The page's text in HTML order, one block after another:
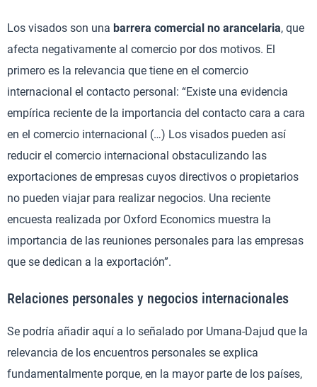
Los visados son una barrera comercial no arancelaria, que
afecta negativamente al comercio por dos motivos. El
primero es la relevancia que tiene en el comercio
internacional el contacto personal: “Existe una evidencia
empírica reciente de la importancia del contacto cara a cara
en el comercio internacional (…) Los visados pueden así
reducir el comercio internacional obstaculizando las
exportaciones de empresas cuyos directivos o propietarios
no pueden viajar para realizar negocios. Una reciente
encuesta realizada por Oxford Economics muestra la
importancia de las reuniones personales para las empresas
que se dedican a la exportación”.
Relaciones personales y negocios internacionales
Se podría añadir aquí a lo señalado por Umana-Dajud que la
relevancia de los encuentros personales se explica
fundamentalmente porque, en la mayor parte de los países,